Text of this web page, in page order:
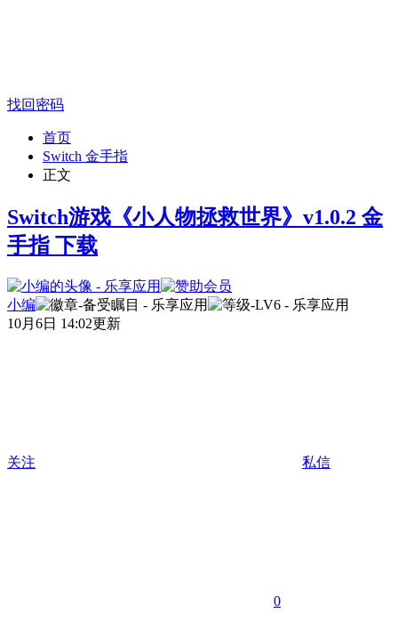
找回密码
首页
Switch 金手指
正文
Switch游戏《小人物拯救世界》v1.0.2 金
手指 下载
小编
10月6日 14:02更新
关注 私信
0